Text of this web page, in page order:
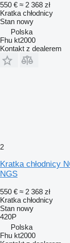
550 € ≈ 2 368 zł
Kratka chłodnicy
Stan nowy
Polska
Fhu kt2000
Kontakt z dealerem
2
Kratka chłodnicy
NGS
550 € ≈ 2 368 zł
Kratka chłodnicy
Stan nowy
420P
Polska
Fhu kt2000